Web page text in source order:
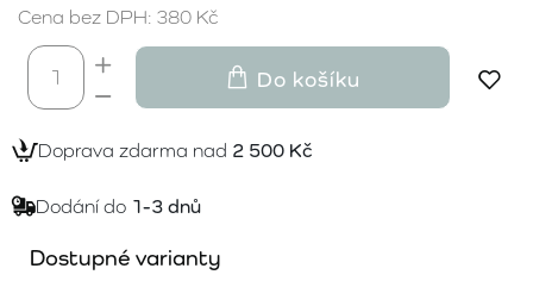
Cena bez DPH: 380 Kč
Do košíku
Doprava zdarma nad 2 500 Kč
Dodání do 1-3 dnů
Dostupné varianty